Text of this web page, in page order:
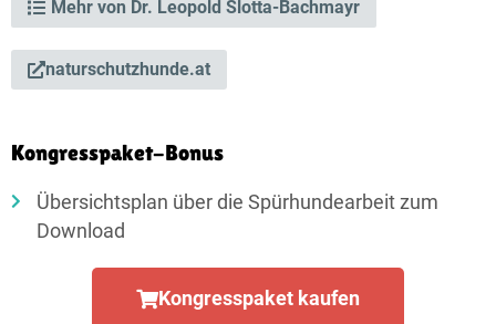
Mehr von Dr. Leopold Slotta-Bachmayr
naturschutzhunde.at
Kongresspaket-Bonus
Übersichtsplan über die Spürhundearbeit zum
Download
Kongresspaket kaufen